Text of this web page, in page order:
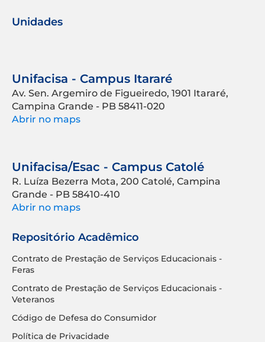
Unidades
Unifacisa - Campus Itararé
Av. Sen. Argemiro de Figueiredo, 1901 Itararé,
Campina Grande - PB 58411-020
Abrir no maps
Unifacisa/Esac - Campus Catolé
R. Luíza Bezerra Mota, 200 Catolé, Campina
Grande - PB 58410-410
Abrir no maps
Repositório Acadêmico
Contrato de Prestação de Serviços Educacionais -
Feras
Contrato de Prestação de Serviços Educacionais -
Veteranos
Código de Defesa do Consumidor
Política de Privacidade